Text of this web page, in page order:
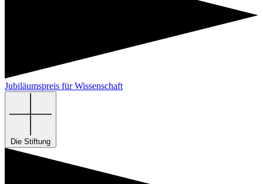
Jubiläumspreis für Wissenschaft
Die Stiftung